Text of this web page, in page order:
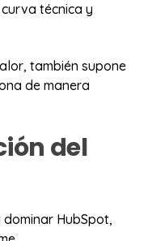
técnica y
también supone
de manera
del
HubSpot,